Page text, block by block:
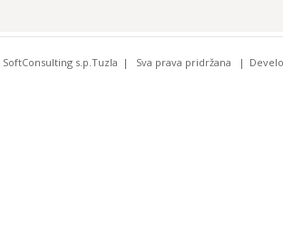
SoftConsulting s.p.Tuzla Sva prava pridržana